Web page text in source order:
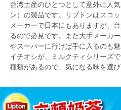
台湾土産のひとつとして意外に人
ン）の製品です。リプトンはスコ
メーカーで日本にもありますが、
るので必見です。また大手メーカ
やスーパーに行けば手に入るのも
イチオシが、ミルクティシリーズ
種類があるので、気になる味を選び